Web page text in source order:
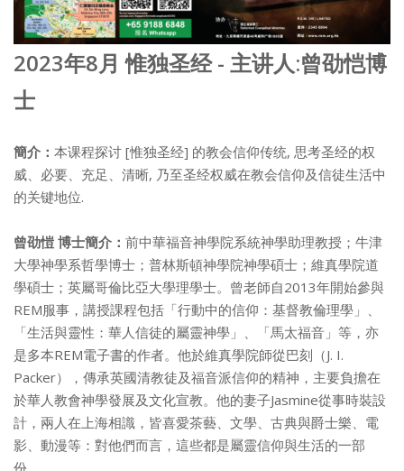
2023年8月 惟独圣经 - 主讲人:曾劭恺博
士
簡介： 本课程探讨 [惟独圣经] 的教会信仰传统, 思考圣经的权
威、必要、充足、清晰, 乃至圣经权威在教会信仰及信徒生活中
的关键地位.
曾劭愷 博士簡介： 前中華福音神學院系統神學助理教授；牛津
大學神學系哲學博士；普林斯頓神學院神學碩士；維真學院道
學碩士；英屬哥倫比亞大學理學士。曾老師自2013年開始參與
REM服事，講授課程包括「行動中的信仰：基督教倫理學」、
「生活與靈性：華人信徒的屬靈神學」、「馬太福音」等，亦
是多本REM電子書的作者。他於維真學院師從巴刻（J. I.
Packer），傳承英國清教徒及福音派信仰的精神，主要負擔在
於華人教會神學發展及文化宣教。他的妻子Jasmine從事時裝設
計，兩人在上海相識，皆喜愛茶藝、文學、古典與爵士樂、電
影、動漫等：對他們而言，這些都是屬靈信仰與生活的一部
份。